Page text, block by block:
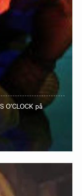
O’CLOCK på